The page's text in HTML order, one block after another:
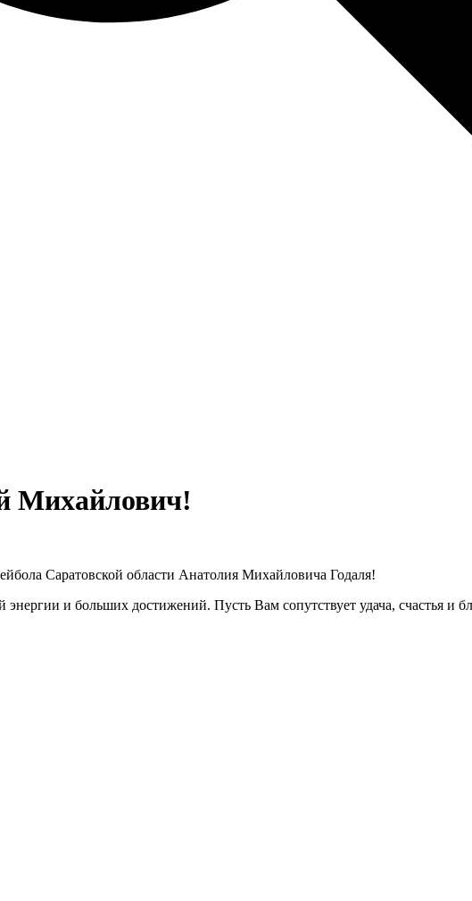
Михайлович!
Саратовской области Анатолия Михайловича Годаля!
и больших достижений. Пусть Вам сопутствует удача, счастья и